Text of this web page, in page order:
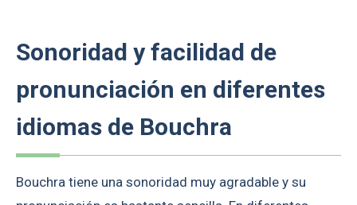
Sonoridad y facilidad de
pronunciación en diferentes
idiomas de Bouchra
Bouchra tiene una sonoridad muy agradable y su